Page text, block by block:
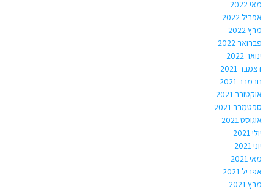
מאי 2022
אפריל 2022
מרץ 2022
פברואר 2022
ינואר 2022
דצמבר 2021
נובמבר 2021
אוקטובר 2021
ספטמבר 2021
אוגוסט 2021
יולי 2021
יוני 2021
מאי 2021
אפריל 2021
מרץ 2021